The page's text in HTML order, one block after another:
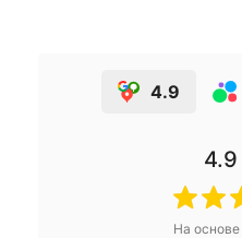
4.9
4.9
На основе